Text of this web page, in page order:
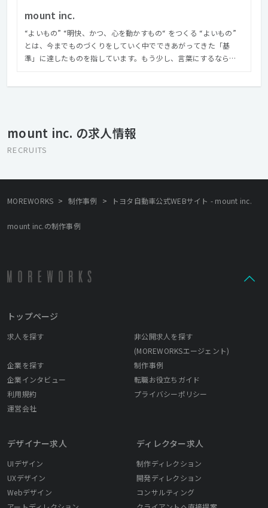
mount inc.
“よいもの” “明快、かつ、心を動かすもの“ をつくる “よいもの”
とは、今までものづくりをしていく中でできあがってきた「基
準」に達したものを指しています。もう少し、言葉にするなら
メントすること。 ものに触れたユーザーに伝えたいことが届き、
何かしら残すことができること。できたものに対して、みんなが
もの“ 明快とは、エンドユーザーだけでなく、クライアント含め、
られた情報、要件をすべて盛り込むのがデザイナーたちがやるべ
「機能」としてつたわることを最低限に、次は「心を動かすも
の」を目指します。 心を動かすとは、何もサイトなどをみて「涙
ことを理解する、新しい価値観が生まれる、やりたいことが実現
できるなど、この言葉では想像しにくい、「ECサイト」からも
「心を動かすもの」は生まれると思っています。
mount inc. の求人情報
RECRUITS
MOREWORKS > 制作事例 > トヨタ自動車公式WEBサイト - mount inc.
mount inc.の制作事例
トップページ
求人を探す
非公開求人を探す
(MOREWORKSエージェント)
企業を探す
制作事例
企業インタビュー
転職お役立ちガイド
利用規約
プライバシーポリシー
運営会社
デザイナー求人
UIデザイン
UXデザイン
Webデザイン
ディレクター求人
制作ディレクション
開発ディレクション
コンサルティング